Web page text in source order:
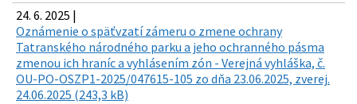
24. 6. 2025 |
Oznámenie o späťvzatí zámeru o zmene ochrany
Tatranského národného parku a jeho ochranného pásma
zmenou ich hraníc a vyhlásením zón - Verejná vyhláška, č.
OU-PO-OSZP1-2025/047615-105 zo dňa 23.06.2025, zverej.
24.06.2025 (243,3 kB)